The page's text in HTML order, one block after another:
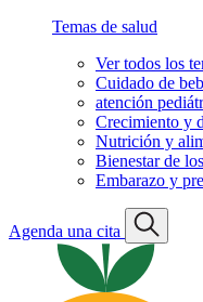
Temas de salud
Ver todos los
Cuidado de
atención
Crecimiento y
Nutrición y
Bienestar de
Embarazo y
Agenda una cita